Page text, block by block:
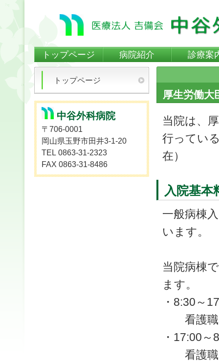
厚生労働大
当院は、
行ってい
在）
入院基本
一般病棟
います。
当院病棟
ます。
・8:30～
看護職
・17:00～
看護職
トップページ 病院紹介 診療案
トップページ
中谷外科病院
〒706-0001
岡山県玉野市田井3-1-20
TEL 0863-31-2323
FAX 0863-31-8486